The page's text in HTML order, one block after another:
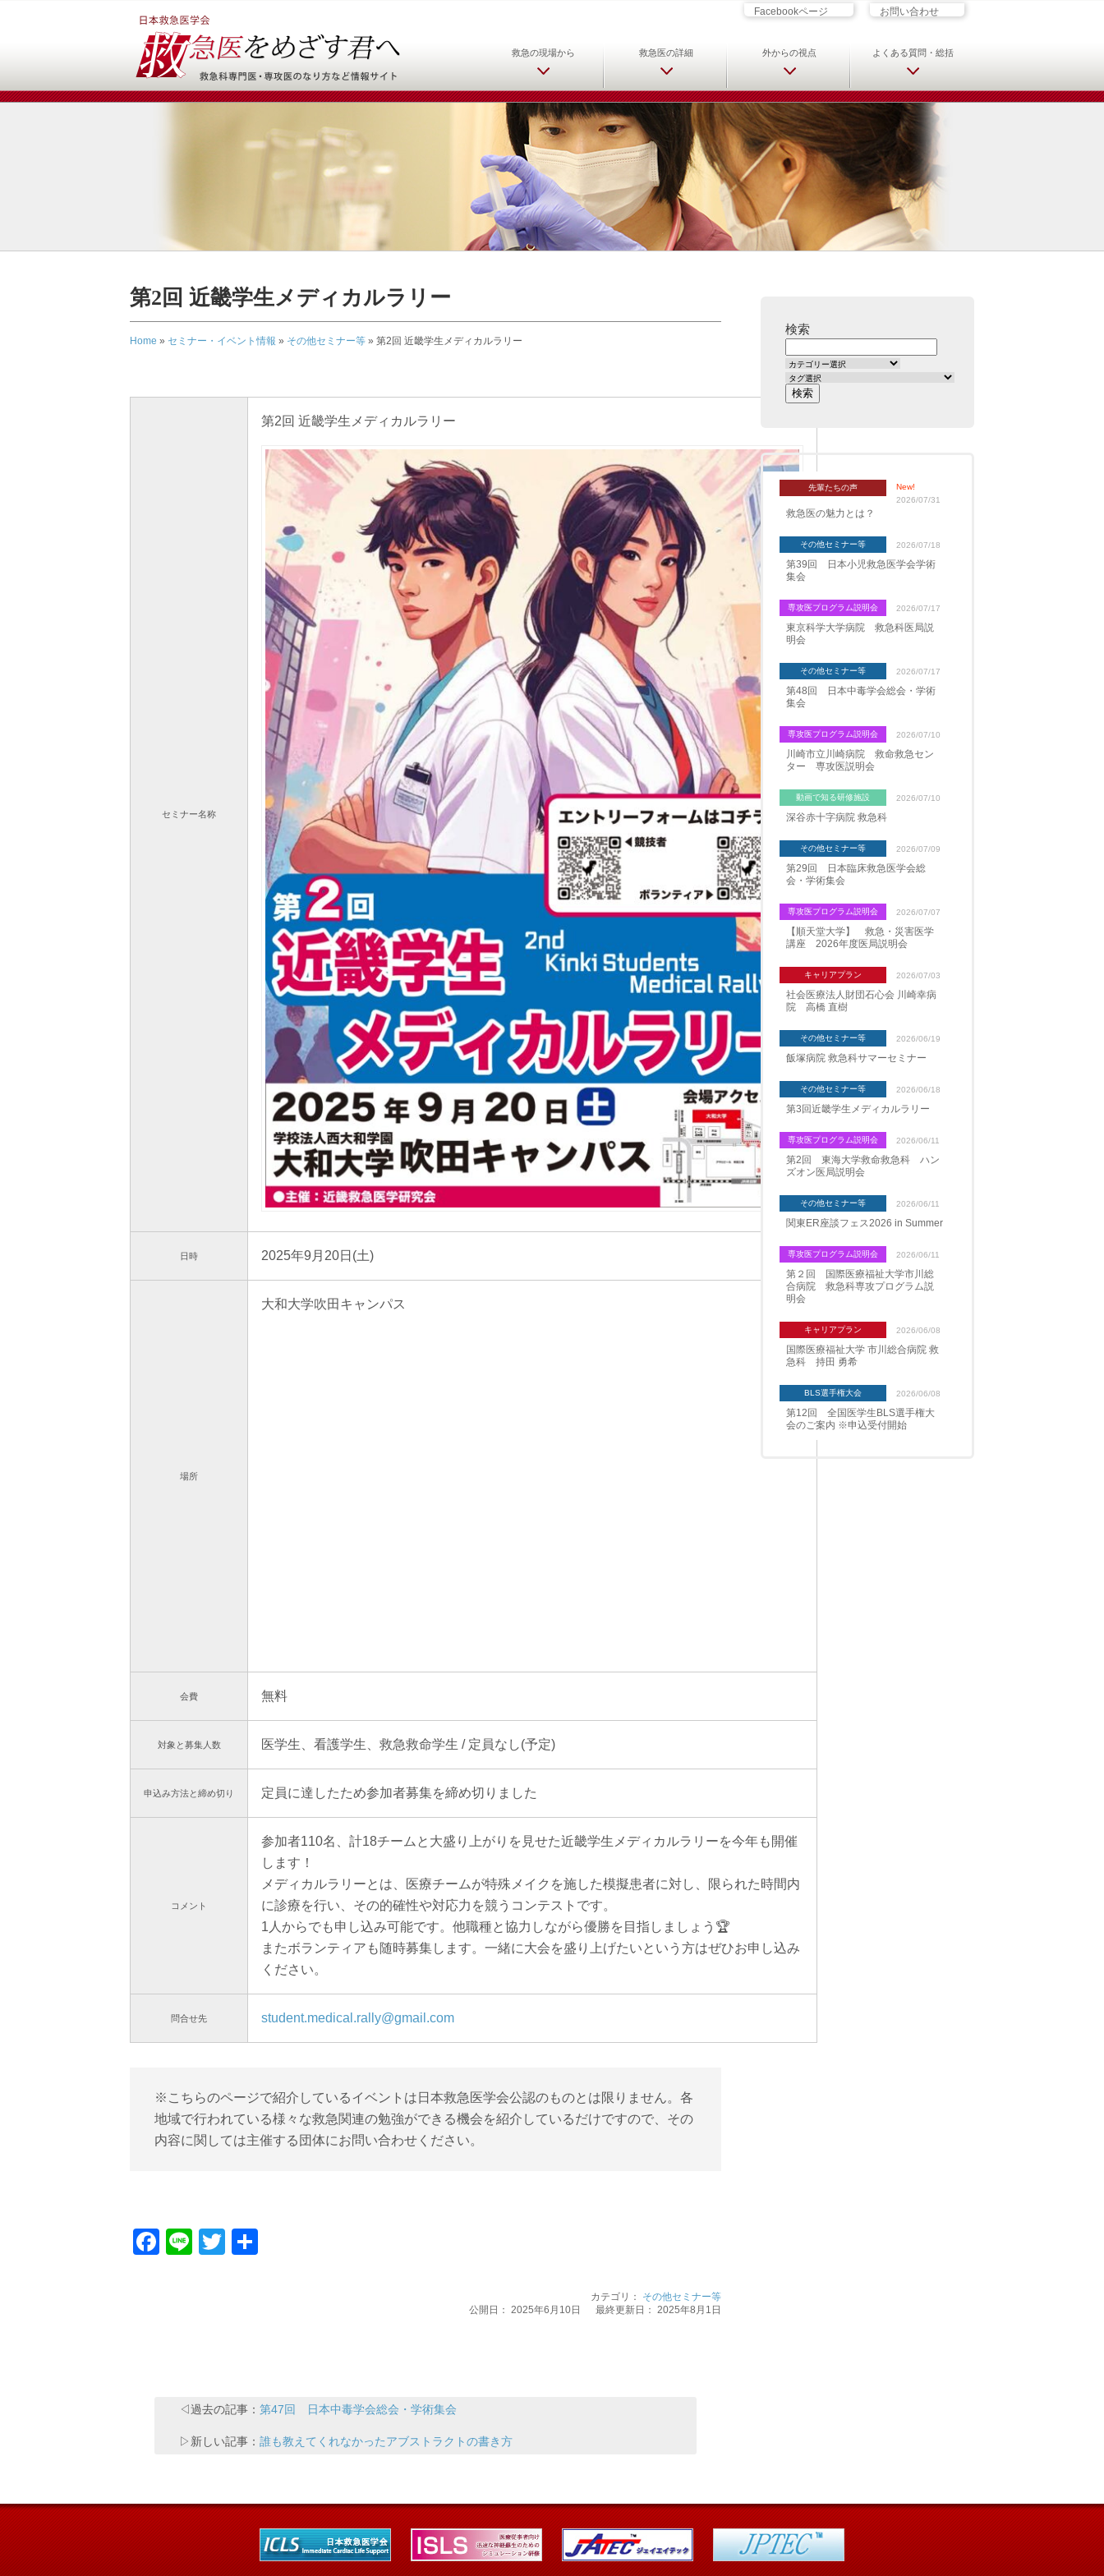
日本救急医学会 救急医をめざす君へ 救急科専門医・専攻医
Facebookページ お問い合わせ
救急の現場から 救急医の詳細 外からの視点 よくある質問・総括
第2回 近畿学生メディカルラリー
Home » セミナー・イベント情報 » その他セミナー等 » 第2回 近畿学生メディカルラリー
セミナー名称
第2回 近畿学生メディカルラリー
日時 2025年9月20日(土)
場所
大和大学吹田キャンパス
会費 無料
対象と募集人数 医学生、看護学生、救急救命学生 / 定員なし(予定)
申込み方法と締め切り 定員に達したため参加者募集を締め切りました
コメント
参加者110名、計18チームと大盛り上がりを見せた近畿学生メディカルラリーを今年も開催
します！
メディカルラリーとは、医療チームが特殊メイクを施した模擬患者に対し、限られた時間内
に診療を行い、その的確性や対応力を競うコンテストです。
1人からでも申し込み可能です。他職種と協力しながら優勝を目指しましょう🏆
またボランティアも随時募集します。一緒に大会を盛り上げたいという方はぜひお申し込み
ください。
問合せ先 student.medical.rally@gmail.com
※こちらのページで紹介しているイベントは日本救急医学会公認のものとは限りません。各
地域で行われている様々な救急関連の勉強ができる機会を紹介しているだけですので、その
内容に関しては主催する団体にお問い合わせください。
Facebook
LineTwitter
カテゴリ： その他セミナー等
公開日： 2025年6月10日 最終更新日： 2025年8月1日
◁過去の記事： 第47回 日本中毒学会総会・学術集会
▷新しい記事： 誰も教えてくれなかったアブストラクトの書き方
検索
先輩たちの声
New!
2026/07/31
救急医の魅力とは？
その他セミナー等 2026/07/18
第39回 日本小児救急医学会学術
集会
専攻医プログラム説明会 2026/07/17
東京科学大学病院 救急科医局説
明会
その他セミナー等 2026/07/17
第48回 日本中毒学会総会・学術
集会
専攻医プログラム説明会 2026/07/10
川崎市立川崎病院 救命救急セン
ター 専攻医説明会
動画で知る研修施設 2026/07/10
深谷赤十字病院 救急科
その他セミナー等 2026/07/09
第29回 日本臨床救急医学会総
会・学術集会
専攻医プログラム説明会 2026/07/07
【順天堂大学】 救急・災害医学
講座 2026年度医局説明会
キャリアプラン 2026/07/03
社会医療法人財団石心会 川崎幸病
院 高橋 直樹
その他セミナー等 2026/06/19
飯塚病院 救急科サマーセミナー
その他セミナー等 2026/06/18
第3回近畿学生メディカルラリー
専攻医プログラム説明会 2026/06/11
第2回 東海大学救命救急科 ハン
ズオン医局説明会
その他セミナー等 2026/06/11
関東ER座談フェス2026 in Summer
専攻医プログラム説明会 2026/06/11
第２回 国際医療福祉大学市川総
合病院 救急科専攻プログラム説
明会
キャリアプラン 2026/06/08
国際医療福祉大学 市川総合病院 救
急科 持田 勇希
BLS選手権大会 2026/06/08
第12回 全国医学生BLS選手権大
会のご案内 ※申込受付開始